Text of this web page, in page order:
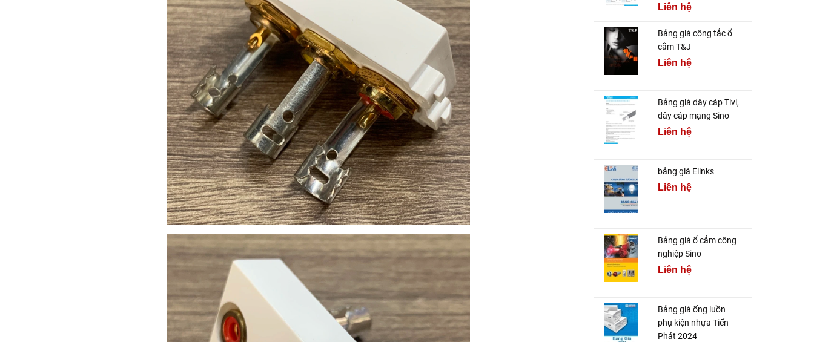
Liên hệ
Bảng giá công tắc ổ
cắm T&J
Liên hệ
Bảng giá dây cáp Tivi,
dây cáp mạng Sino
Liên hệ
bảng giá Elinks
Liên hệ
Bảng giá ổ cắm công
nghiệp Sino
Liên hệ
Bảng giá ống luồn
phụ kiện nhựa Tiến
Phát 2024